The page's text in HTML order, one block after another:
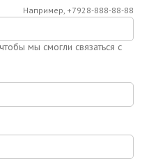
мы смогли связаться с
Например, +7928-888-88-88